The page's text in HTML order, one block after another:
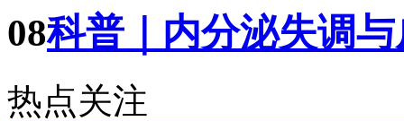
08科普｜内分泌失调
热点关注